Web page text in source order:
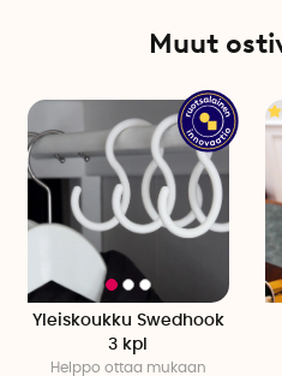
Muut
Yleiskoukku Swedhook
3 kpl
Helppo ottaa mukaan